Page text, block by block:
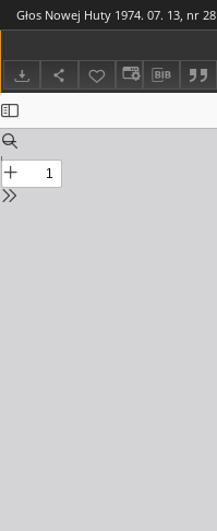
Głos Nowej Huty 1974. 07. 13, nr 28